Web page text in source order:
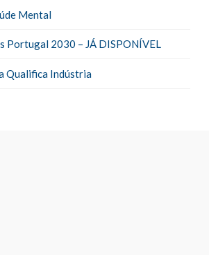
Mental
Portugal 2030 – JÁ DISPONÍVEL
Qualifica Indústria